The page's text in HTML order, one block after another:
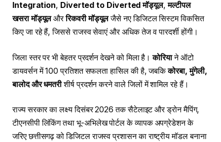
Integration, Diverted to Diverted मॉड्यूल,मल्टीपल
खसरा मॉड्यूलऔररिकवरी मॉड्यूलजैसे नए डिजिटल सिस्टम विकसित
किए जा रहे हैं, जिससे राजस्व सेवाएं और अधिक तेज व पारदर्शी होंगी।
जिला स्तर पर भी बेहतर प्रदर्शन देखने को मिला है।कोरियाने ऑटो
डायवर्सन में 100 प्रतिशत सफलता हासिल की है, जबकिकोरबा, मुंगेली,
बालोद और धमतरीशीर्ष प्रदर्शन करने वाले जिलों में शामिल रहे हैं।
राज्य सरकार का लक्ष्य दिसंबर 2026 तक सैटेलाइट और ड्रोन मैपिंग,
टीएनसीपी लिंकिंग तथा भू-अभिलेख पोर्टल के व्यापक अपग्रेडेशन के
जरिए छत्तीसगढ़ को डिजिटल राजस्व प्रशासन का राष्ट्रीय मॉडल बनाना